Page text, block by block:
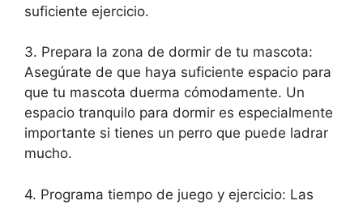
suficiente ejercicio.
3. Prepara la zona de dormir de tu mascota:
Asegúrate de que haya suficiente espacio para
que tu mascota duerma cómodamente. Un
espacio tranquilo para dormir es especialmente
importante si tienes un perro que puede ladrar
mucho.
4. Programa tiempo de juego y ejercicio: Las